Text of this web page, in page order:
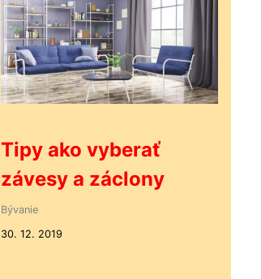
Tipy ako vyberať
závesy a záclony
Bývanie
30. 12. 2019